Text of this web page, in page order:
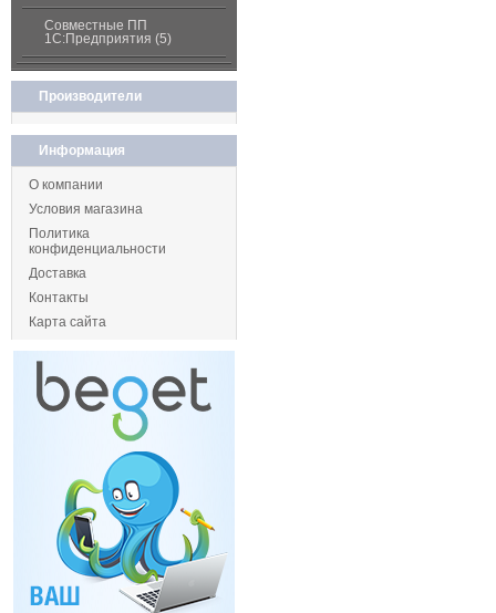
Совместные ПП
1С:Предприятия (5)
Производители
Информация
О компании
Условия магазина
Политика
конфиденциальности
Доставка
Контакты
Карта сайта